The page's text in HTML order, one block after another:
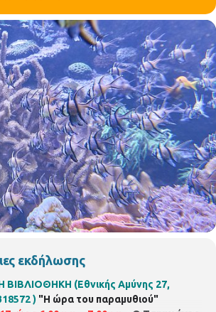
εκδήλωσης
ΒΙΒΛΙΟΘΗΚΗ (Εθνικής Αμύνης 27,
) "Η ώρα του παραμυθιού"